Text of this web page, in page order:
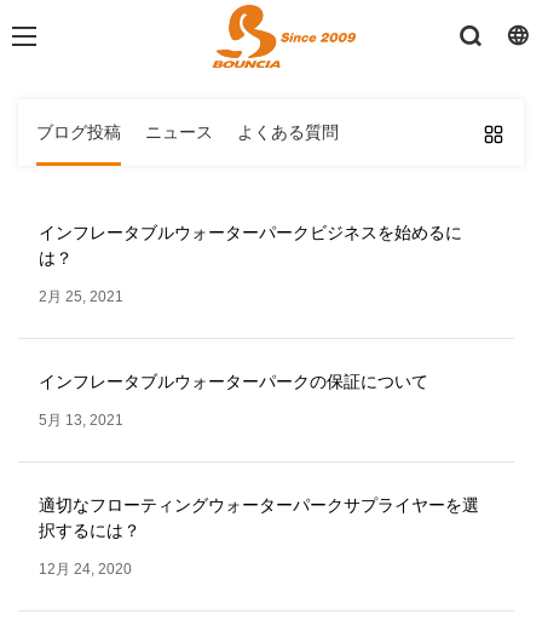
ブログ投稿 ニュース よくある質問
インフレータブルウォーターパークビジネスを始めるに
は？
2月 25, 2021
インフレータブルウォーターパークの保証について
5月 13, 2021
適切なフローティングウォーターパークサプライヤーを選
択するには？
12月 24, 2020